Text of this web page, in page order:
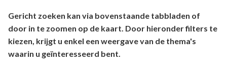
Gericht zoeken kan via bovenstaande tabbladen of
door in te zoomen op de kaart. Door hieronder filters te
kiezen, krijgt u enkel een weergave van de thema's
waarin u geïnteresseerd bent.